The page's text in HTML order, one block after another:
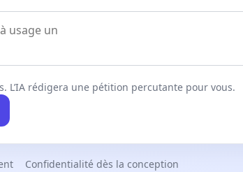
L’IA rédigera une pétition percutante pour vous.
Confidentialité dès la conception